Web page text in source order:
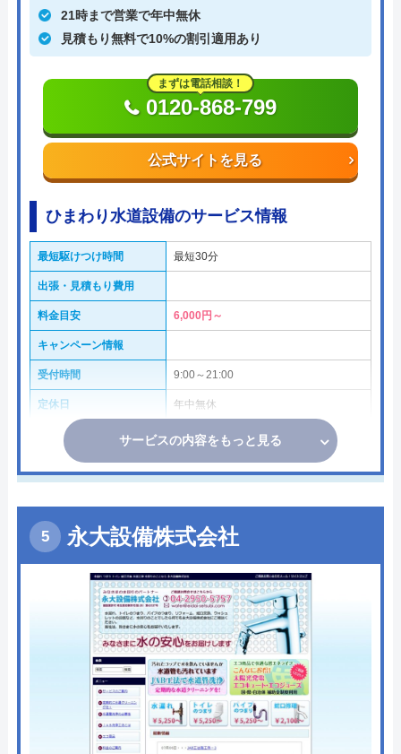
21時まで営業で年中無休
見積もり無料で10%の割引適用あり
公式サイトを見る
まずは電話相談！
0120-868-799
ひまわり水道設備のサービス情報
最短駆けつけ時間 最短30分
出張・見積もり費用
料金目安 6,000円～
キャンペーン情報
受付時間 9:00～21:00
定休日 年中無休
サービスの内容をもっと見る
永大設備株式会社